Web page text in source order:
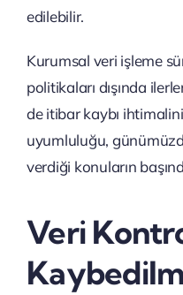
edilebilir.
Kurumsal veri işleme
politikaları dışında
de itibar kaybı
uyumluluğu,
verdiği konuların
Veri